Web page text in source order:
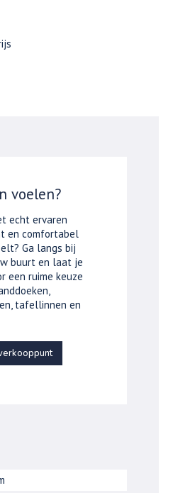
voelen?
echt ervaren
en comfortabel
Ga langs bij
buurt en laat je
een ruime keuze
tafellinnen en